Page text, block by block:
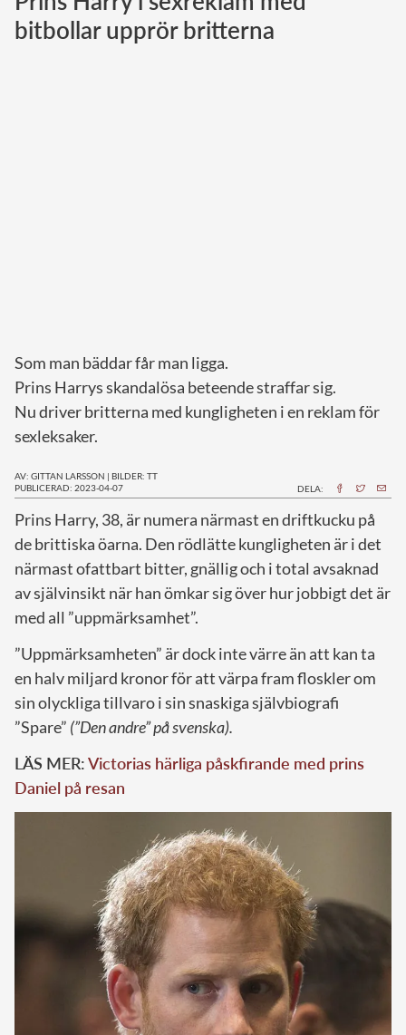
Norska kungahuset
bitbollar upprör britterna
Som man bäddar får man ligga.
Prins Harrys skandalösa beteende straffar sig.
Nu driver britterna med kungligheten i en reklam för
sexleksaker.
AV: GITTAN LARSSON | BILDER: TT
PUBLICERAD: 2023-04-07
DELA:
Prins Harry, 38, är numera närmast en driftkucku på
de brittiska öarna. Den rödlätte kungligheten är i det
närmast ofattbart bitter, gnällig och i total avsaknad
av självinsikt när han ömkar sig över hur jobbigt det är
med all ”uppmärksamhet”.
”Uppmärksamheten” är dock inte värre än att kan ta
en halv miljard kronor för att värpa fram floskler om
sin olyckliga tillvaro i sin snaskiga självbiografi
”Spare” (”Den andre” på svenska).
LÄS MER:Victorias härliga påskfirande med prins
Daniel på resan